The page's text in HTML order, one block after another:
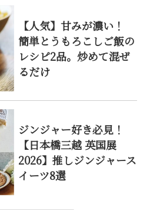
【人気】甘みが濃い！
簡単とうもろこしご飯の
レシピ2品。炒めて混ぜ
るだけ
ジンジャー好き必見！
【日本橋三越 英国展
2026】推しジンジャース
イーツ8選